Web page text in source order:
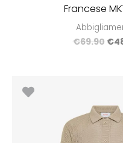
Francese
€69.90 €